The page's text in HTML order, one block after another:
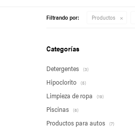
Filtrando por: Productos
Categorías
Detergentes (3)
Hipoclorito (5)
Limpieza de ropa (19)
Piscinas (6)
Productos para autos (7)